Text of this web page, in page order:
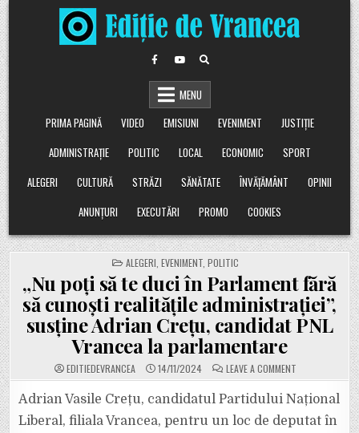
Skip
to
content
MENU
PRIMA PAGINĂ
VIDEO EMISIUNI EVENIMENT
JUSTIȚIE
ADMINISTRAȚIE
POLITIC LOCAL ECONOMIC
SPORT
ALEGERI
CULTURĂ STRĂZI SĂNĂTATE ÎNVĂȚĂMÂNT
OPINII
ANUNȚURI
EXECUTĂRI PROMO COOKIES
POSTED
IN
ALEGERI EVENIMENT POLITIC
„Nu poți să te duci în Parlament fără
să cunoști realitățile administrației”,
susține Adrian Crețu, candidat PNL
Vrancea la parlamentare
EDITIEDEVRANCEA 14/11/2024 LEAVE A COMMENT
„NU
SĂ
TE
DUCI
ÎN
Adrian Vasile Crețu, candidatul Partidului Național
Liberal, filiala Vrancea, pentru un loc de deputat în